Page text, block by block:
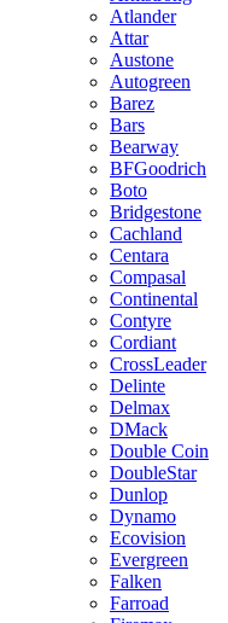
Atlander
Attar
Austone
Autogreen
Barez
Bars
Bearway
BFGoodrich
Boto
Bridgestone
Cachland
Centara
Compasal
Continental
Contyre
Cordiant
CrossLeader
Delinte
Delmax
DMack
Double Coin
DoubleStar
Dunlop
Dynamo
Ecovision
Evergreen
Falken
Farroad